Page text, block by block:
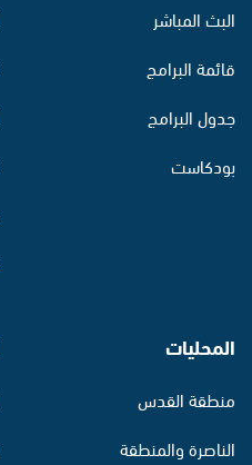
البث المباشر
قائمة البرامج
جدول البرامج
بودكاست
المحليات
منطقة القدس
الناصرة والمنطقة